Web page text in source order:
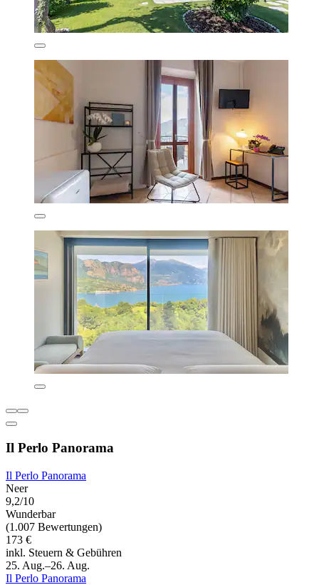
Il Perlo Panorama
Il Perlo Panorama
Neer
9,2/10
Wunderbar
(1.007 Bewertungen)
173 €
inkl. Steuern & Gebühren
25. Aug.–26. Aug.
Il Perlo Panorama